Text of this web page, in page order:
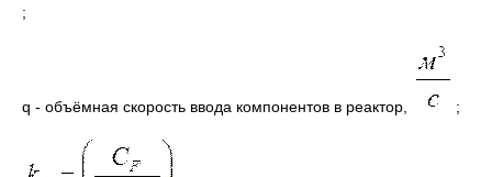
;
q - объёмная скорость ввода компонентов в реактор, ;